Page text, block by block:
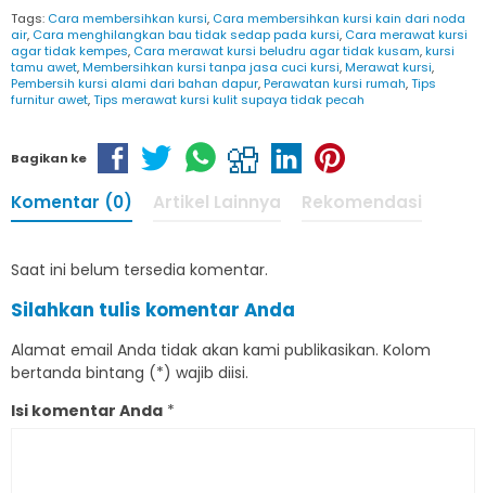
Tags: Cara membersihkan kursi, Cara membersihkan kursi kain dari noda
air, Cara menghilangkan bau tidak sedap pada kursi, Cara merawat kursi
agar tidak kempes, Cara merawat kursi beludru agar tidak kusam,kursi
tamu awet,Membersihkan kursi tanpa jasa cuci kursi,Merawat kursi,
Pembersih kursi alami dari bahan dapur,Perawatan kursi rumah,Tips
furnitur awet,Tips merawat kursi kulit supaya tidak pecah
Bagikan ke
Komentar (0) Artikel Lainnya Rekomendasi
Saat ini belum tersedia komentar.
Silahkan tulis komentar Anda
Alamat email Anda tidak akan kami publikasikan. Kolom
bertanda bintang (*) wajib diisi.
Isi komentar Anda *